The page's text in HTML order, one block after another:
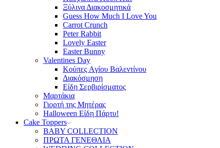
Ξύλινα Διακοσμητικά
Guess How Much I Love You
Carrot Crunch
Peter Rabbit
Lovely Easter
Easter Bunny
Valentines Day
Κούπες Aγίου Βαλεντίνου
Διακόσμηση
Είδη Σερβιρίσματος
Μαρτάκια
Γιορτή της Μητέρας
Halloween Είδη Πάρτυ!
Cake Toppers
BABY COLLECTION
ΠΡΩΤΑ ΓΕΝΕΘΛΙΑ